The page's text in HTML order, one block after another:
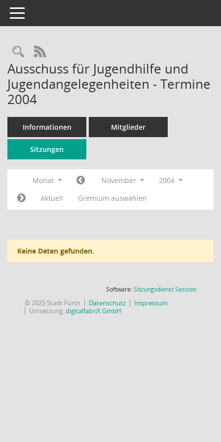
Toggle navigation
Rechercheauswahl
RSS-Feed
Ausschuss für Jugendhilfe und
Jugendangelegenheiten - Termine
2004
Informationen Mitglieder
Sitzungen
Monat November
2004
Aktuell
Gremium auswählen
Keine Daten gefunden.
Software:SitzungsdienstSession(Wird in
© 2025 Stadt Fürth Datenschutz
Impressum
Umsetzung:digitalfabriX GmbH